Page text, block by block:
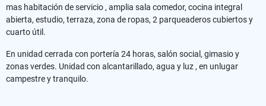
mas habitación de servicio , amplia sala comedor, cocina integral
abierta, estudio, terraza, zona de ropas, 2 parqueaderos cubiertos y
cuarto útil.
En unidad cerrada con portería 24 horas, salón social, gimasio y
zonas verdes. Unidad con alcantarillado, agua y luz , en unlugar
campestre y tranquilo.